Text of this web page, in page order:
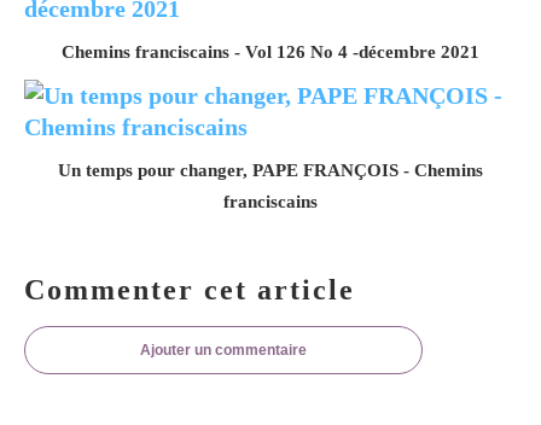
Chemins franciscains - Vol 126 No 4 -décembre 2021
Un temps pour changer, PAPE FRANÇOIS - Chemins
franciscains
Commenter cet article
Ajouter un commentaire